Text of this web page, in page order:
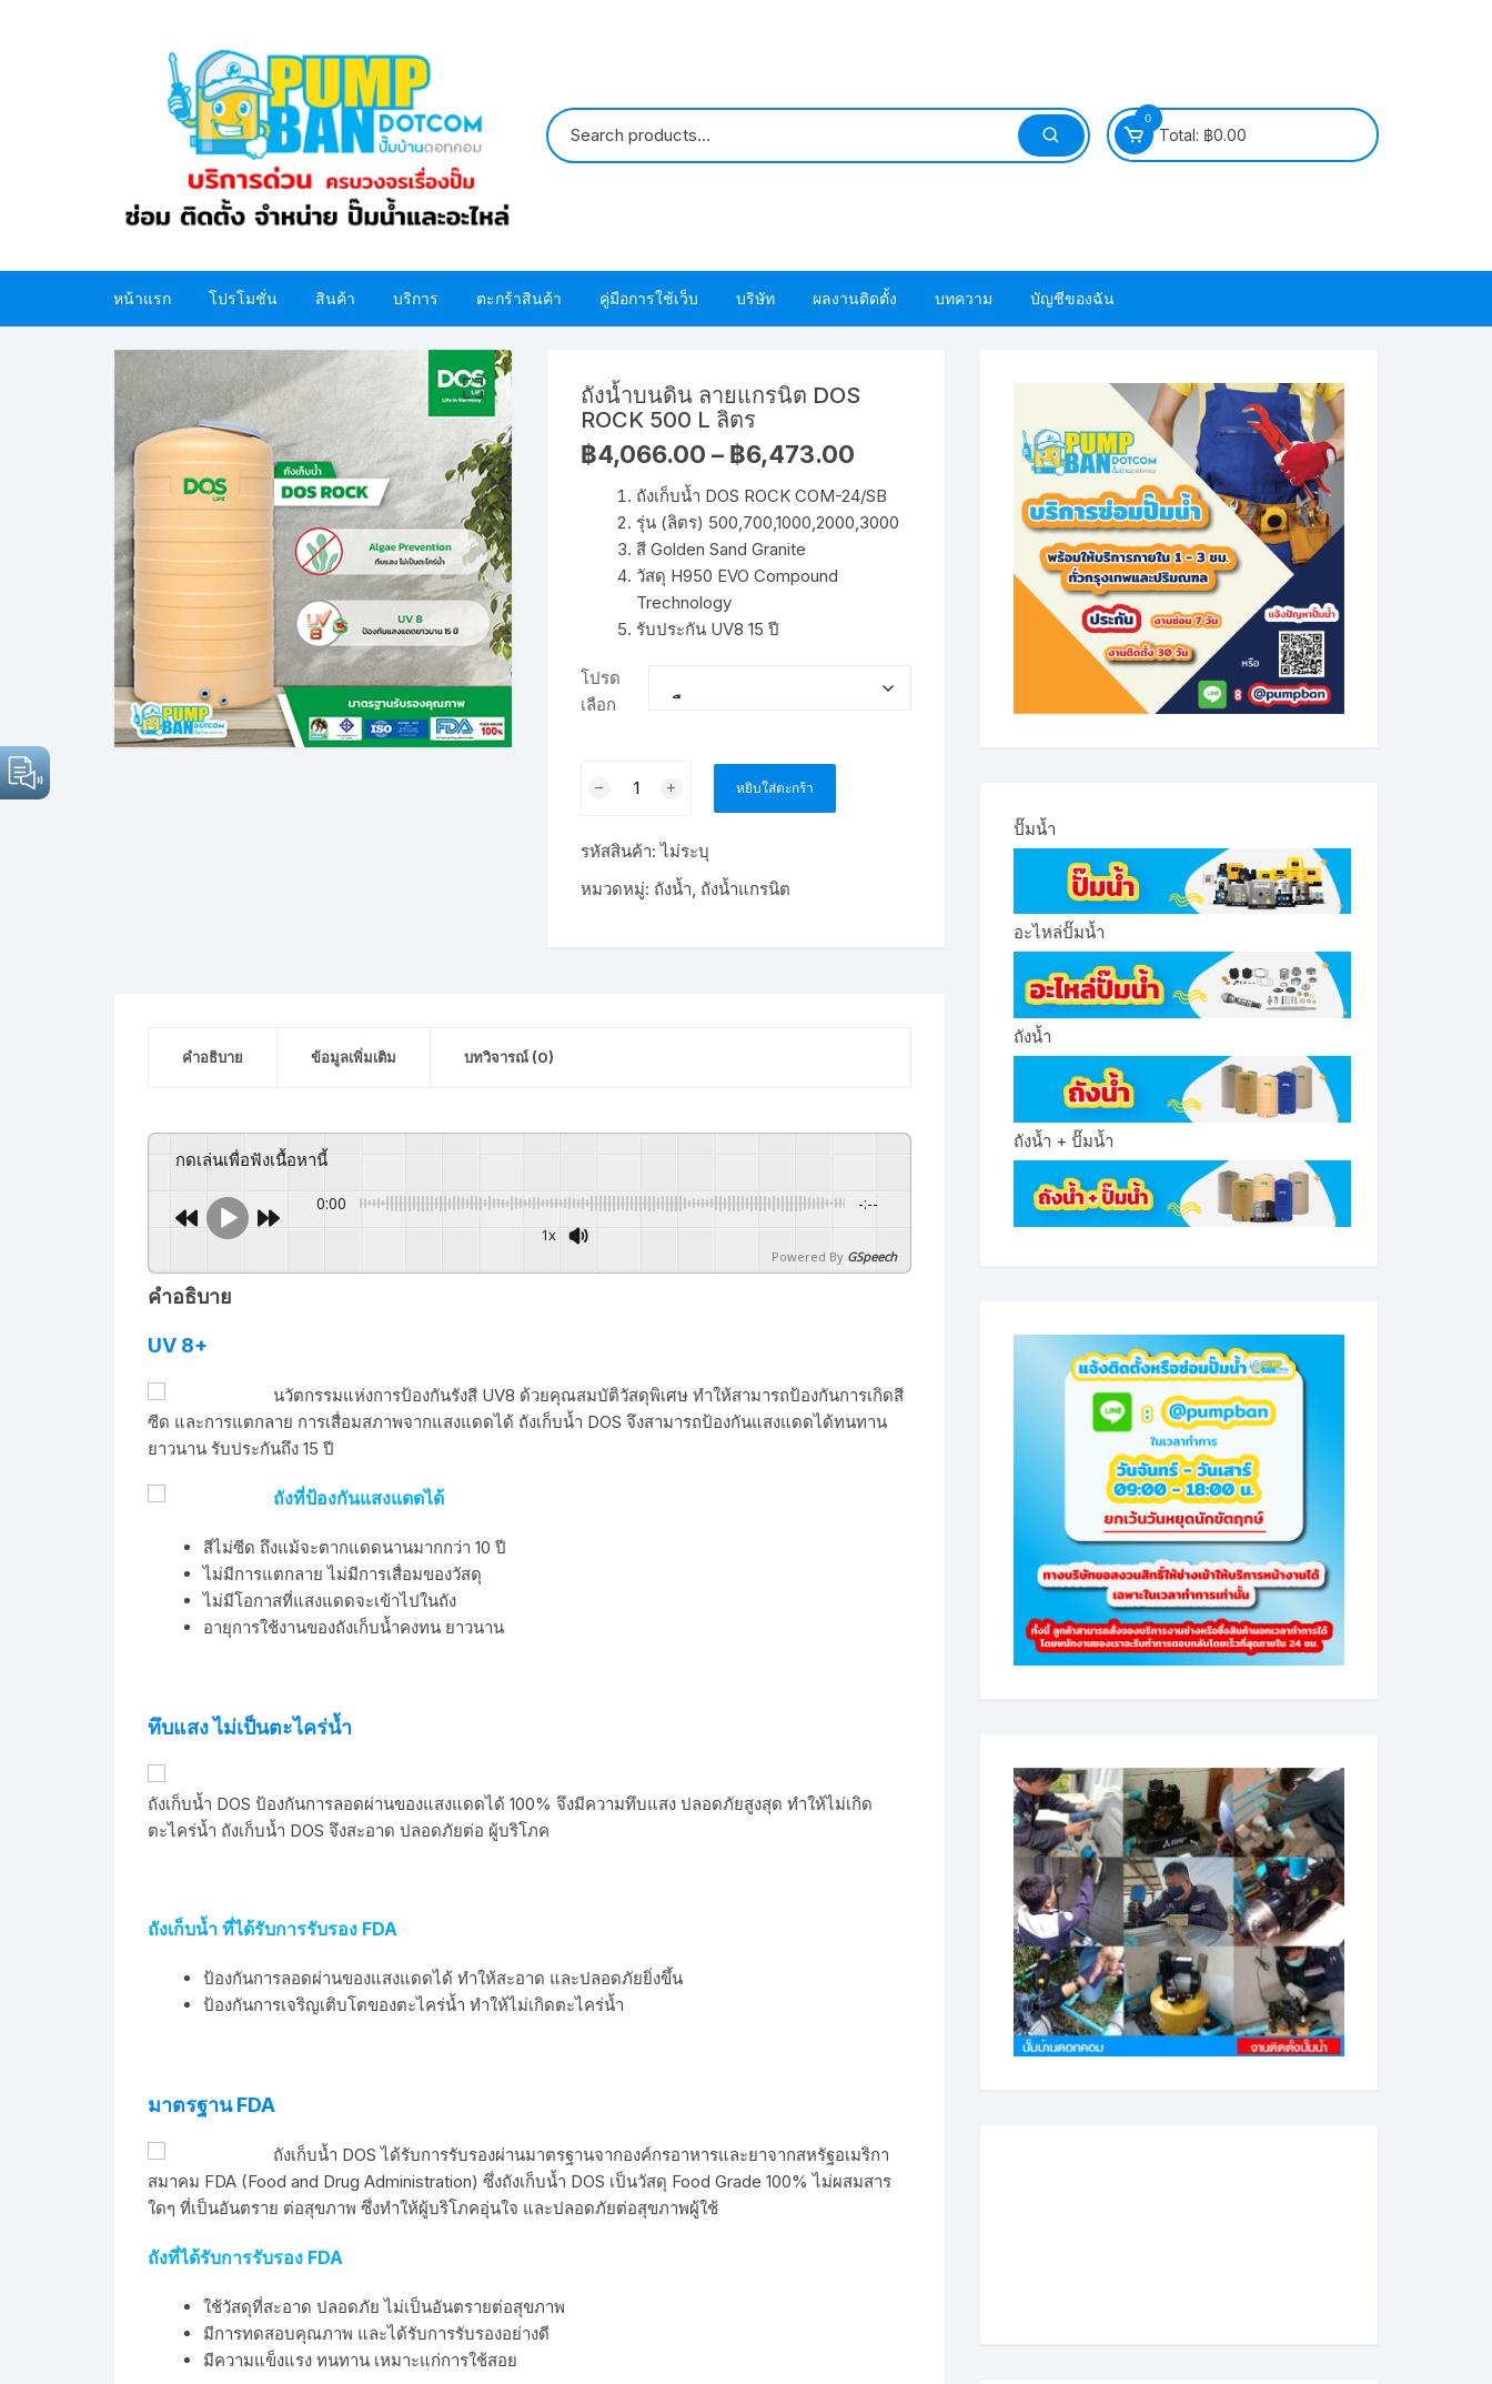
0
Total: ฿0.00
หน้าแรก โปรโมชั่น สินค้า
ปั๊มน้ำ
ปั๊มน้ำ MITSUBISHI
อะไหล่ปั๊มน้ำ อะไหล่ปั๊มน้ำ HITACHI
อะไหล่ปั๊มน้ำ MITSUBISHI
โอริง ปะเก็น แหวนยาง ซีล ยาง
ถังน้ำ
บริการ ตะกร้าสินค้า คู่มือการใช้เว็บ
ขั้นตอนการสั่งซื้อสินค้า
ขั้นตอนชำระผ่านบัตรเครดิต
ขั้นตอนการโอนเงิน
บริษัท
เกี่ยวกับเรา
ผลงานติดตั้ง บทความ บัญชีของฉัน
ถังน้ำบนดิน ลายแกรนิต DOS
ROCK 500 L ลิตร
฿4,066.00 – ฿6,473.00
through
฿6,473.00
ถังเก็บน้ำ DOS ROCK COM-24/SB
รุ่น (ลิตร) 500,700,1000,2000,3000
สี Golden Sand Granite
วัสดุ H950 EVO Compound
Trechnology
รับประกัน UV8 15 ปี
โปรด
เลือก
บน
หยิบใส่ตะกร้า
รหัสสินค้า:ไม่ระบุ
หมวดหมู่: ถังน้ำ ถังน้ำแกรนิต
คำอธิบาย ข้อมูลเพิ่มเติม บทวิจารณ์ (0)
กดเล่นเพื่อฟังเนื้อหานี้
0:00 -:--
1x
Powered By GSpeech
คำอธิบาย
UV 8+
นวัตกรรมแห่งการป้องกันรังสี UV8 ด้วยคุณสมบัติวัสดุพิเศษ ทำให้สามารถป้องกันการเกิดสี
ซีด และการแตกลาย การเสื่อมสภาพจากแสงแดดได้ ถังเก็บน้ำ DOS จึงสามารถป้องกันแสงแดดได้ทนทาน
ยาวนาน รับประกันถึง 15 ปี
ถังที่ป้องกันแสงแดดได้
สีไม่ซีด ถึงแม้จะตากแดดนานมากกว่า 10 ปี
ไม่มีการแตกลาย ไม่มีการเสื่อมของวัสดุ
ไม่มีโอกาสที่แสงแดดจะเข้าไปในถัง
อายุการใช้งานของถังเก็บน้ำคงทน ยาวนาน
ทึบแสง ไม่เป็นตะไคร่น้ำ
ถังเก็บน้ำ DOS ป้องกันการลอดผ่านของแสงแดดได้ 100% จึงมีความทึบแสง ปลอดภัยสูงสุด ทำให้ไม่เกิด
ตะไคร่น้ำ ถังเก็บน้ำ DOS จึงสะอาด ปลอดภัยต่อ ผู้บริโภค
ถังเก็บน้ำ ที่ได้รับการรับรอง FDA
ป้องกันการลอดผ่านของแสงแดดได้ ทำให้สะอาด และปลอดภัยยิ่งขึ้น
ป้องกันการเจริญเติบโตของตะไคร่น้ำ ทำให้ไม่เกิดตะไคร่น้ำ
มาตรฐาน FDA
ถังเก็บน้ำ DOS ได้รับการรับรองผ่านมาตรฐานจากองค์กรอาหารและยาจากสหรัฐอเมริกา
สมาคม FDA (Food and Drug Administration) ซึ่งถังเก็บน้ำ DOS เป็นวัสดุ Food Grade 100% ไม่ผสมสาร
ใดๆ ที่เป็นอันตราย ต่อสุขภาพ ซึ่งทำให้ผู้บริโภคอุ่นใจ และปลอดภัยต่อสุขภาพผู้ใช้
ถังที่ได้รับการรับรอง FDA
ใช้วัสดุที่สะอาด ปลอดภัย ไม่เป็นอันตรายต่อสุขภาพ
มีการทดสอบคุณภาพ และได้รับการรับรองอย่างดี
มีความแข็งแรง ทนทาน เหมาะแก่การใช้สอย
ปั๊มน้ำ
อะไหล่ปั๊มน้ำ
ถังน้ำ
ถังน้ำ + ปั๊มน้ำ